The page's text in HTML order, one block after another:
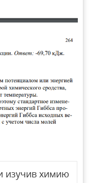
изучив химию